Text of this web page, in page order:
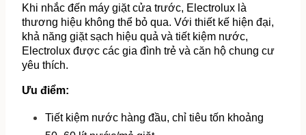
Khi nhắc đến máy giặt cửa trước, Electrolux là
thương hiệu không thể bỏ qua. Với thiết kế hiện đại,
khả năng giặt sạch hiệu quả và tiết kiệm nước,
Electrolux được các gia đình trẻ và căn hộ chung cư
yêu thích.
Ưu điểm:
Tiết kiệm nước hàng đầu, chỉ tiêu tốn khoảng